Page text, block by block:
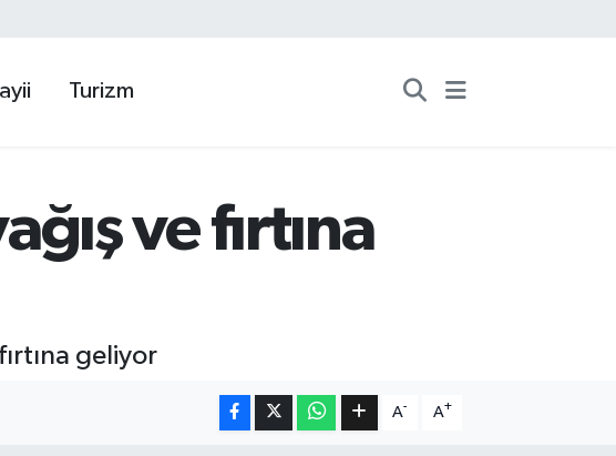
Turizm
ve fırtına
geliyor
A- A+